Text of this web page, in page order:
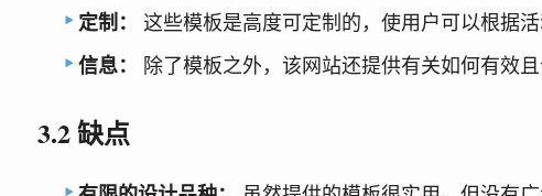
定制：
这些模板是高度可定制的，使用户可以根据
信息：
除了模板之外，该网站还提供有关如何有效
3.2 缺点